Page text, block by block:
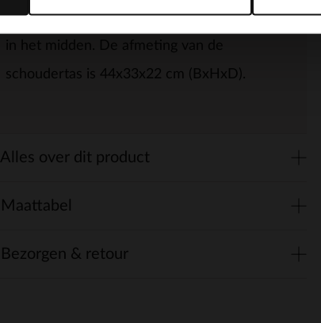
Manfield. De tas heeft een rode ritssluiting
schoudertas is 44x33x22 cm (BxHxD).
Alles over dit product
Maattabel
Bezorgen & retour